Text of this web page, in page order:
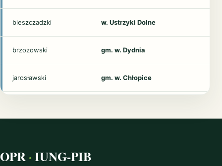
bieszczadzki w. Ustrzyki Dolne
brzozowski gm. w. Dydnia
jarosławski gm. w. Chłopice
krośnieński
OPR·IUNG-PIB